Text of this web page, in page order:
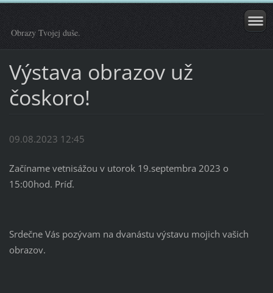
Obrazy Tvojej duše.
Výstava obrazov už
čoskoro!
09.08.2023 12:45
Začíname vetnisážou v utorok 19.septembra 2023 o
15:00hod. Príď.
Srdečne Vás pozývam na dvanástu výstavu mojich vašich
obrazov.